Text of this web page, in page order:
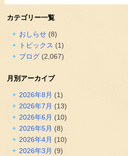
カテゴリー一覧
おしらせ(8)
トピックス (1)
ブログ(2,067)
月別アーカイブ
2026年8月 (1)
2026年7月 (13)
2026年6月 (10)
2026年5月 (8)
2026年4月 (10)
2026年3月 (9)